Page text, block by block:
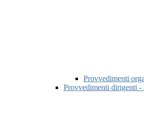
Provvedimenti
Provvedimenti dirigenti -